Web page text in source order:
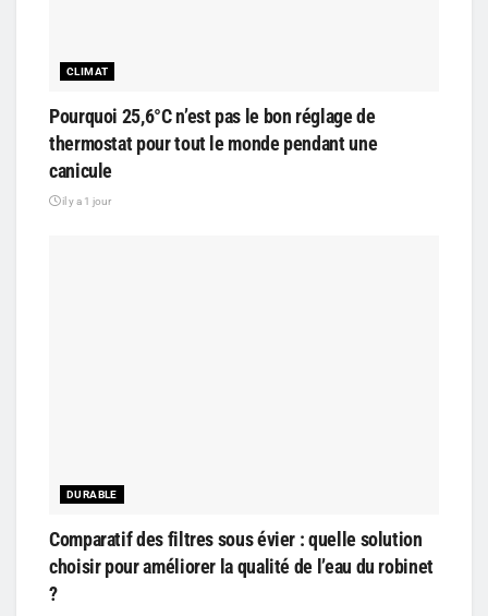
CLIMAT
Pourquoi 25,6°C n’est pas le bon réglage de
thermostat pour tout le monde pendant une
canicule
il y a 1 jour
DURABLE
Comparatif des filtres sous évier : quelle solution
choisir pour améliorer la qualité de l’eau du robinet
?